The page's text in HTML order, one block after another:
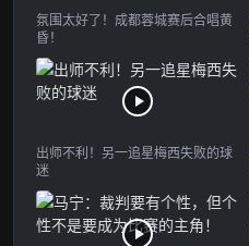
氛围太好了！成都蓉城赛后合唱黄
昏！
出师不利！另一追星梅西失败的球
迷